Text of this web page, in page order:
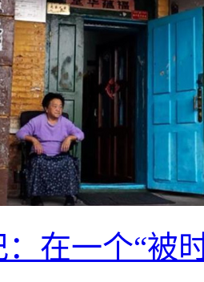
在一个“被